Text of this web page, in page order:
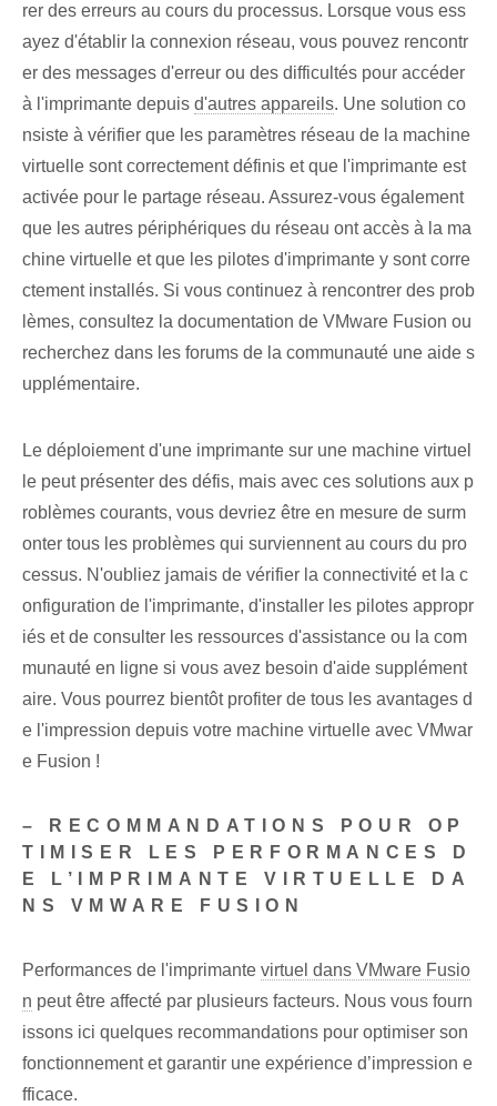
rer des erreurs au cours du processus. Lorsque vous ess
ayez d'établir la connexion réseau, vous pouvez rencontr
er des messages d'erreur ou des difficultés pour accéder
à l'imprimante depuis d'autres appareils. Une solution co
nsiste à vérifier que les paramètres réseau de la machine
virtuelle sont correctement définis et que l'imprimante est
activée pour le partage réseau. Assurez-vous également
que les autres périphériques du réseau ont accès à la ma
chine virtuelle et que les pilotes d'imprimante y sont corre
ctement installés. Si vous continuez à rencontrer des prob
lèmes, consultez la documentation de VMware Fusion ou
recherchez dans les forums de la communauté une aide s
upplémentaire.
Le déploiement d'une imprimante sur une machine virtuel
le peut présenter des défis, mais avec ces solutions aux p
roblèmes courants, vous devriez être en mesure de surm
onter tous les problèmes qui surviennent au cours du pro
cessus. N'oubliez jamais de vérifier la connectivité et la c
onfiguration de l'imprimante, d'installer les pilotes appropr
iés et de consulter les ressources d'assistance ou la com
munauté en ligne si vous avez besoin d'aide supplément
aire. Vous pourrez bientôt profiter de tous les avantages d
e l'impression depuis votre machine virtuelle avec VMwar
e Fusion !
– RECOMMANDATIONS POUR OP
TIMISER LES PERFORMANCES D
E L’IMPRIMANTE VIRTUELLE DA
NS VMWARE FUSION
Performances de l'imprimante virtuel dans VMware Fusio
n peut être affecté par plusieurs facteurs. Nous vous fourn
issons ici quelques recommandations pour optimiser son
fonctionnement et garantir une expérience d’impression e
fficace.